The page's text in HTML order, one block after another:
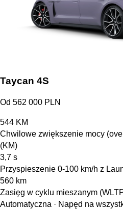
Taycan 4S
Od 562 000 PLN
544 KM
Chwilowe zwiększenie mocy
(KM)
3,7 s
Przyspieszenie 0-100 km/h z
560 km
Zasięg w cyklu mieszanym
Automatyczna · Napęd na